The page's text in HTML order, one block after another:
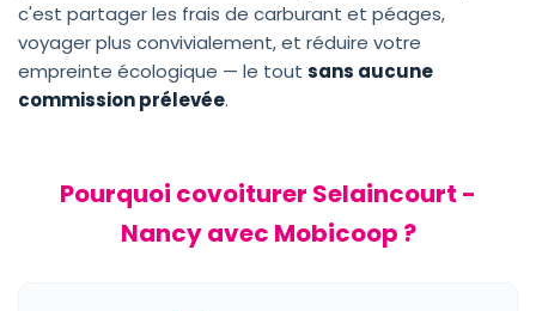
c'est partager les frais de carburant et péages,
voyager plus convivialement, et réduire votre
empreinte écologique — le tout sans aucune
commission prélevée.
Pourquoi covoiturer Selaincourt -
Nancy avec Mobicoop ?